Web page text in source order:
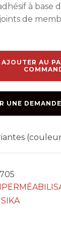
à
de
AJOUTER AU
UNE
SIKA